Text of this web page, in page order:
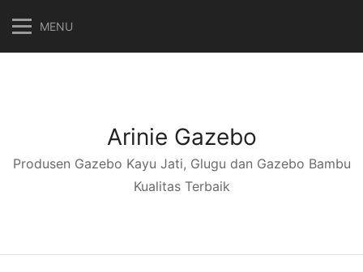
ke
konten
MENU
Arinie Gazebo
Produsen Gazebo Kayu Jati, Glugu dan Gazebo Bambu
Kualitas Terbaik